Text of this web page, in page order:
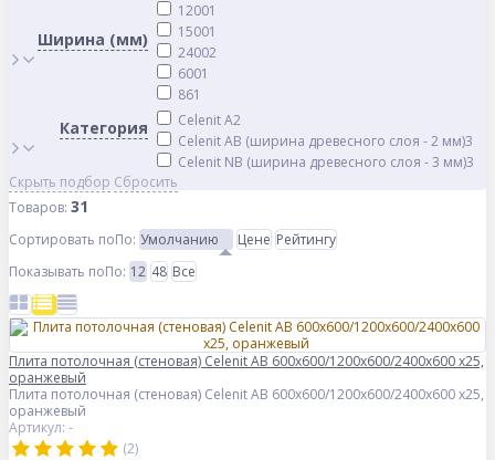
Ширина (мм)
12001
15001
24002
6001
861
Категория Celenit A2
Celenit AB (ширина древесного слоя - 2 мм)3
Celenit NB (ширина древесного слоя - 3 мм)3
Скрыть подбор Сбросить
Товаров: 31
Сортировать поПо: Умолчанию Цене Рейтингу
Показывать поПо: 12 48 Все
Плита потолочная (стеновая) Celenit AB 600x600/1200x600/2400x600 x25,
оранжевый
Плита потолочная (стеновая) Celenit AB 600x600/1200x600/2400x600 x25,
оранжевый
Артикул: -
(2)